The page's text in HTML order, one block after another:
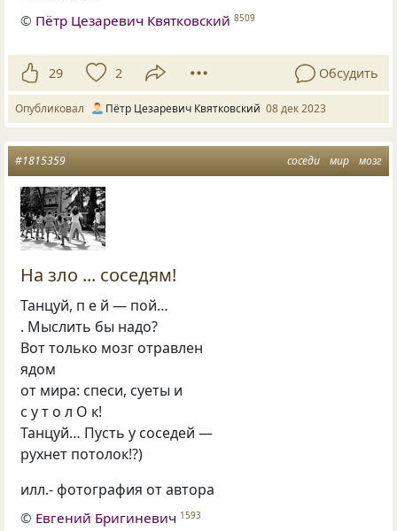
© Пётр Цезаревич Квятковский 8509
29 2 Обсудить
Опубликовал Пётр Цезаревич Квятковский 08 дек 2023
соседи мир мозг
#1815359
На зло ... соседям!
Танцуй, п е й — пой…
. Мыслить бы надо?
Вот только мозг отравлен
ядом
от мира: спеси, суеты и
с у т о л О к!
Танцуй… Пусть у соседей —
рухнет потолок!?)
илл.- фотография от автора
© Евгений Бригиневич 1593